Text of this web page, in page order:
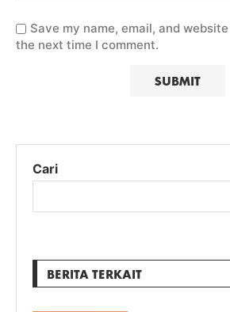
Save my name, email, and
the next time I comment.
Cari
BERITA TERKAIT